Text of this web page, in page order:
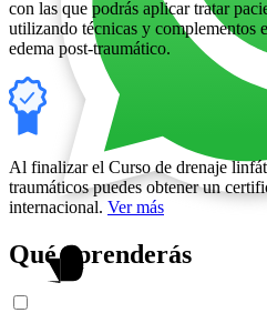
con las que podrás aplicar tratar
utilizando técnicas y complementos
edema post-traumático.
Al finalizar el Curso de drenaje
traumáticos puedes obtener un
internacional. Ver más
Qué aprenderás